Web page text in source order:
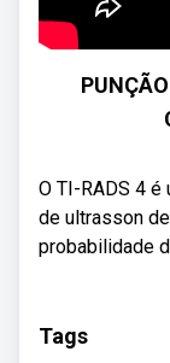
O TI-RADS 4
de ultrasson
probabilidade
Tags